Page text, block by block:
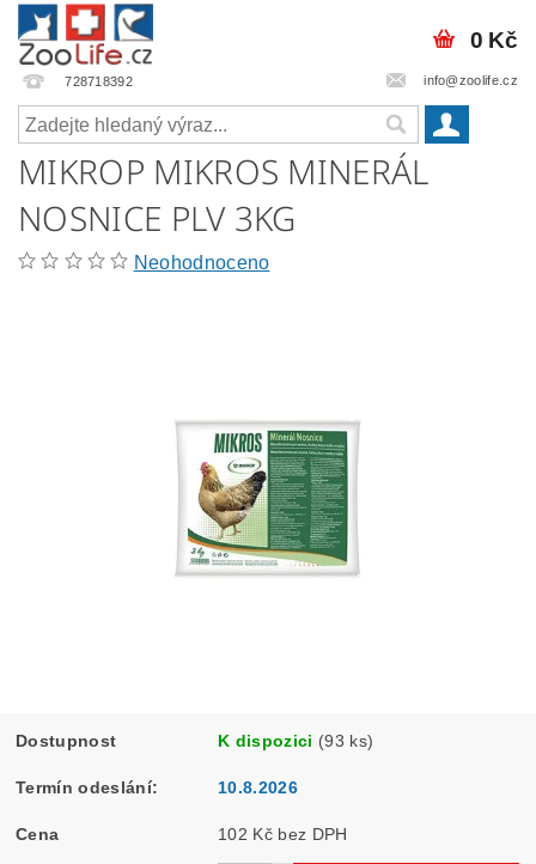
728718392 info@zoolife.cz
0 Kč
MIKROP MIKROS MINERÁL
NOSNICE PLV 3KG
Neohodnoceno
Dostupnost K dispozici (93 ks)
Termín odeslání: 10.8.2026
Cena 102 Kč bez DPH